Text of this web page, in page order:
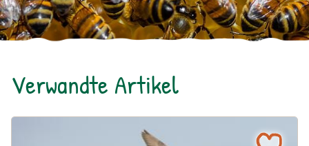
Verwandte Artikel